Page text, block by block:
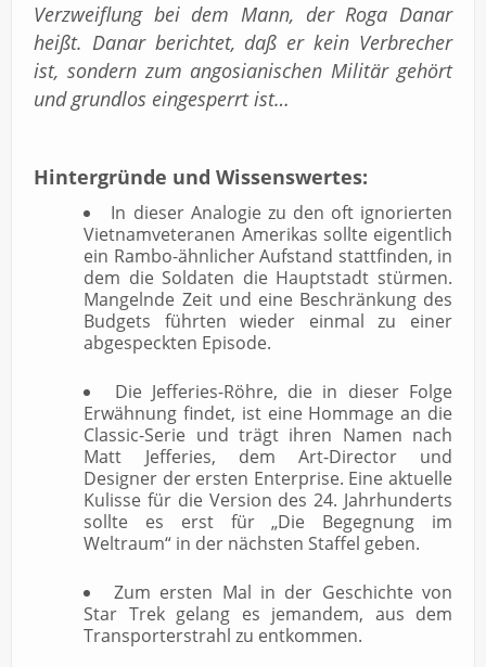
Verzweiflung bei dem Mann, der Roga Danar
heißt. Danar berichtet, daß er kein Verbrecher
ist, sondern zum angosianischen Militär gehört
und grundlos eingesperrt ist…
Hintergründe und Wissenswertes:
In dieser Analogie zu den oft ignorierten
Vietnamveteranen Amerikas sollte eigentlich
ein Rambo-ähnlicher Aufstand stattfinden, in
dem die Soldaten die Hauptstadt stürmen.
Mangelnde Zeit und eine Beschränkung des
Budgets führten wieder einmal zu einer
abgespeckten Episode.
Die Jefferies-Röhre, die in dieser Folge
Erwähnung findet, ist eine Hommage an die
Classic-Serie und trägt ihren Namen nach
Matt Jefferies, dem Art-Director und
Designer der ersten Enterprise. Eine aktuelle
Kulisse für die Version des 24. Jahrhunderts
sollte es erst für „Die Begegnung im
Weltraum“ in der nächsten Staffel geben.
Zum ersten Mal in der Geschichte von
Star Trek gelang es jemandem, aus dem
Transporterstrahl zu entkommen.